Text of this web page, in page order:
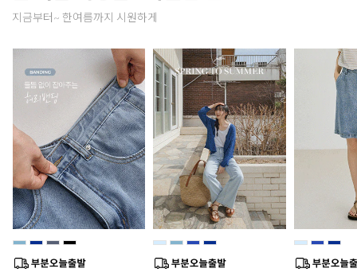
지금부터~ 한여름까지 시원하게